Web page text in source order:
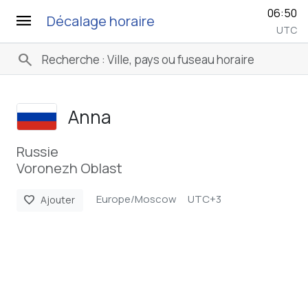
menu Décalage horaire 06:50
UTC
search
Anna
Russie
Voronezh Oblast
favorite Ajouter Europe/Moscow UTC+3